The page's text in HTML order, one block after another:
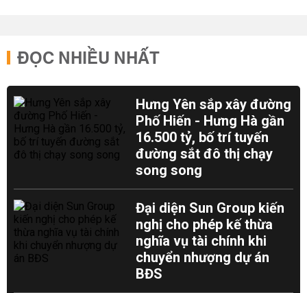
ĐỌC NHIỀU NHẤT
Hưng Yên sắp xây đường
Phố Hiến - Hưng Hà gần
16.500 tỷ, bố trí tuyến
đường sắt đô thị chạy
song song
Đại diện Sun Group kiến
nghị cho phép kế thừa
nghĩa vụ tài chính khi
chuyển nhượng dự án
BĐS